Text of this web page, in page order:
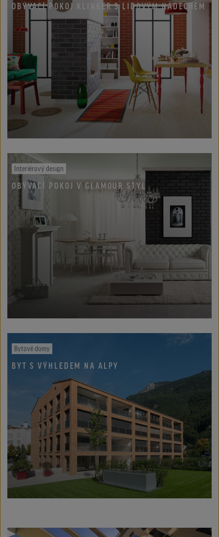
OBÝVACÍ POKOJ KLINKER S LIDOVÝM NÁDECHEM
Interiérový design
OBÝVACÍ POKOJ V GLAMOUR STYL
Bytové domy
BYT S VÝHLEDEM NA ALPY